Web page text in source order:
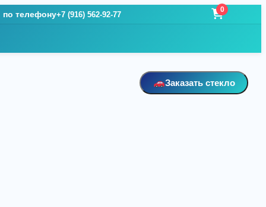
по телефону+7 (916) 562-92-77
0
Заказать стекло